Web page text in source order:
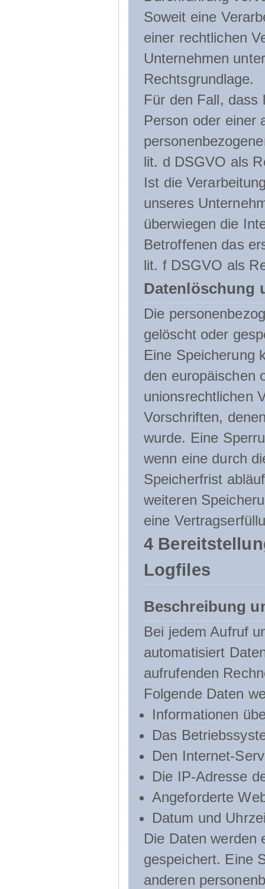
Soweit eine
einer rechtlichen
Unternehmen
Rechtsgrundlage.
Für den Fall, dass
Person oder einer
lit. d DSGVO als
Ist die
unseres
überwiegen die
Betroffenen das
lit. f DSGVO als
Datenlöschung
Die
gelöscht oder
Eine Speicherung
den europäischen
unionsrechtlichen
Vorschriften,
wurde. Eine
wenn eine durch
Speicherfrist
weiteren
eine
4
Logfiles
Beschreibung
Bei jedem Aufruf
automatisiert
aufrufenden
Folgende Daten
Informationen
Das
Den Internet-
Die IP-Adresse
Angeforderte
Datum und
Die Daten werden
gespeichert. Eine
anderen